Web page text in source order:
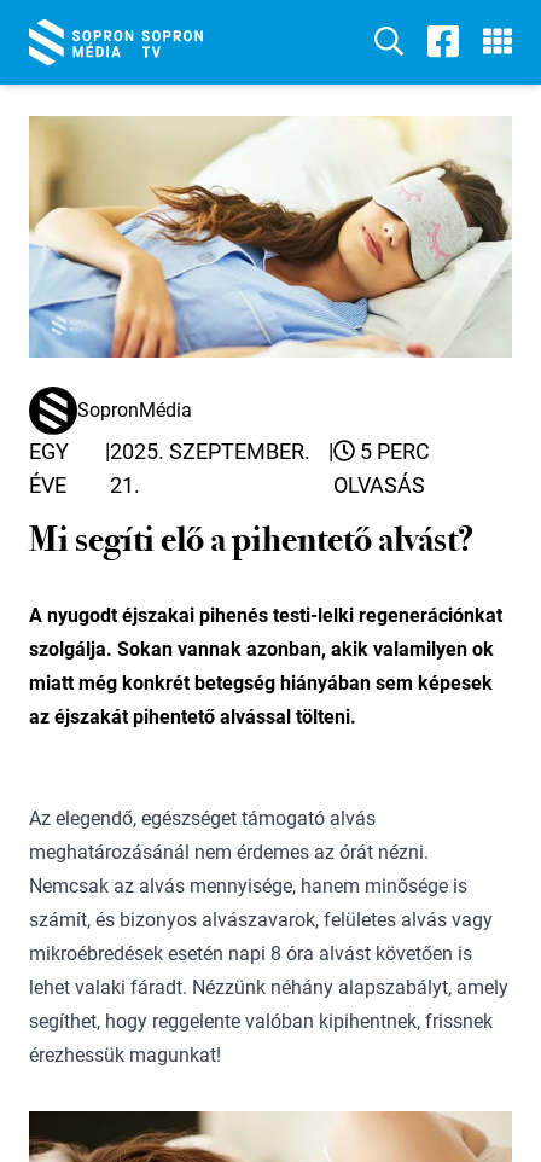
SopronMédia
EGY
ÉVE
|2025. SZEPTEMBER.
21.
|
5 PERC
OLVASÁS
Mi segíti elő a pihentető alvást?
A nyugodt éjszakai pihenés testi-lelki regenerációnkat
szolgálja. Sokan vannak azonban, akik valamilyen ok
miatt még konkrét betegség hiányában sem képesek
az éjszakát pihentető alvással tölteni.
Az elegendő, egészséget támogató alvás
meghatározásánál nem érdemes az órát nézni.
Nemcsak az alvás mennyisége, hanem minősége is
számít, és bizonyos alvászavarok, felületes alvás vagy
mikroébredések esetén napi 8 óra alvást követően is
lehet valaki fáradt. Nézzünk néhány alapszabályt, amely
segíthet, hogy reggelente valóban kipihentnek, frissnek
érezhessük magunkat!